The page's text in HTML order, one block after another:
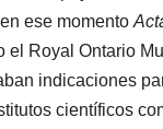
ese momento
el Royal Ontario
indicaciones
científicos